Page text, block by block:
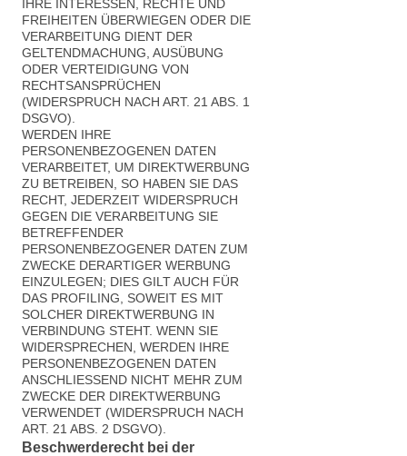
IHRE INTERESSEN, RECHTE UND
FREIHEITEN ÜBERWIEGEN ODER DIE
VERARBEITUNG DIENT DER
GELTENDMACHUNG, AUSÜBUNG
ODER VERTEIDIGUNG VON
RECHTSANSPRÜCHEN
(WIDERSPRUCH NACH ART. 21 ABS. 1
DSGVO).
WERDEN IHRE
PERSONENBEZOGENEN DATEN
VERARBEITET, UM DIREKTWERBUNG
ZU BETREIBEN, SO HABEN SIE DAS
RECHT, JEDERZEIT WIDERSPRUCH
GEGEN DIE VERARBEITUNG SIE
BETREFFENDER
PERSONENBEZOGENER DATEN ZUM
ZWECKE DERARTIGER WERBUNG
EINZULEGEN; DIES GILT AUCH FÜR
DAS PROFILING, SOWEIT ES MIT
SOLCHER DIREKTWERBUNG IN
VERBINDUNG STEHT. WENN SIE
WIDERSPRECHEN, WERDEN IHRE
PERSONENBEZOGENEN DATEN
ANSCHLIESSEND NICHT MEHR ZUM
ZWECKE DER DIREKTWERBUNG
VERWENDET (WIDERSPRUCH NACH
ART. 21 ABS. 2 DSGVO).
Beschwerde­recht bei der